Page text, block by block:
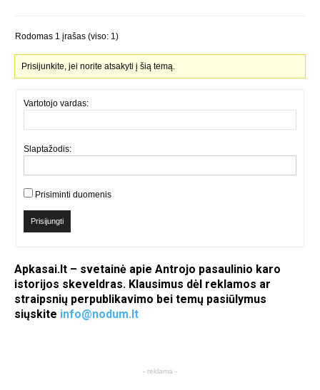
Rodomas 1 įrašas (viso: 1)
Prisijunkite, jei norite atsakyti į šią temą.
Vartotojo vardas:
Slaptažodis:
Prisiminti duomenis
Prisijungti
Apkasai.lt – svetainė apie Antrojo pasaulinio karo
istorijos skeveldras. Klausimus dėl reklamos ar
straipsnių perpublikavimo bei temų pasiūlymus
siųskite info@nodum.lt
- reklama -